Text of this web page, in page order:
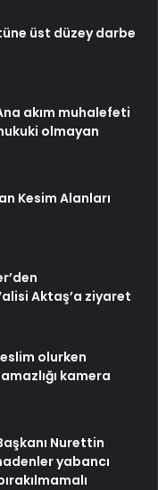
üst düzey darbe
akım muhalefeti
olmayan
Kesim Alanları
Aktaş’a ziyaret
olurken
kamera
Nurettin
yabancı